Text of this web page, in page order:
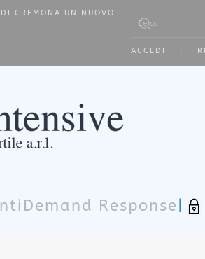
CREMONA UN NUOVO
ACCEDI
Demand Response